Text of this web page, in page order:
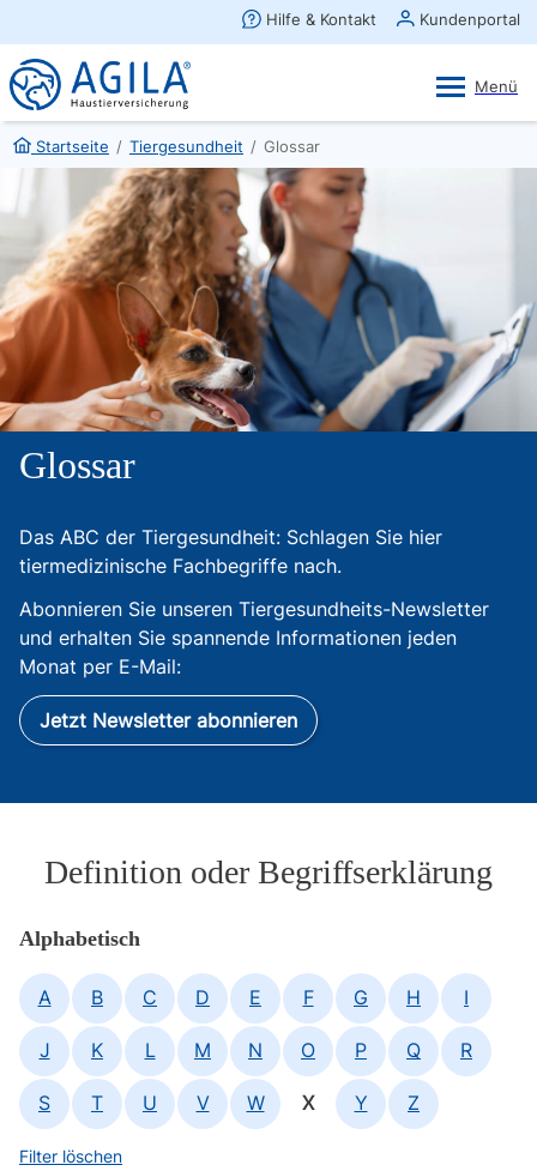
Startseite / Tiergesundheit / Glossar
Glossar
Das ABC der Tiergesundheit: Schlagen Sie hier
tiermedizinische Fachbegriffe nach.
Abonnieren Sie unseren Tiergesundheits-Newsletter
und erhalten Sie spannende Informationen jeden
Monat per E-Mail:
Jetzt Newsletter abonnieren
Definition oder Begriffserklärung
Alphabetisch
A B C D E F G H I
J K L M N O P Q R
S T U V W X Y Z
Filter löschen
×
AGILA Kunden-App
Gratis - Im Play Store laden
Ansehen